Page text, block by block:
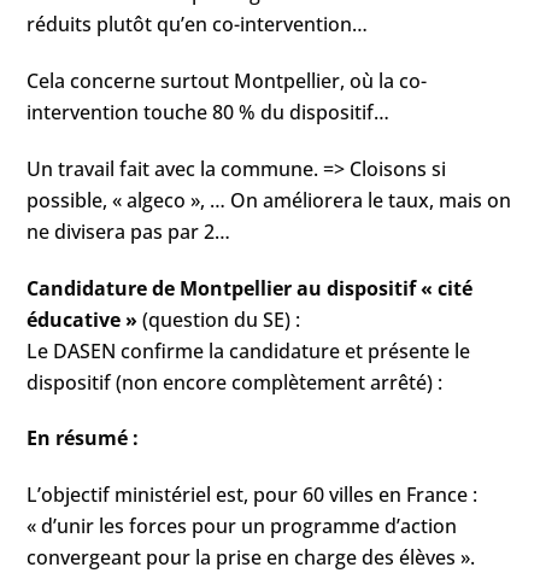
réduits plutôt qu’en co-intervention…
Cela concerne surtout Montpellier, où la co-
intervention touche 80 % du dispositif…
Un travail fait avec la commune. => Cloisons si
possible, « algeco », … On améliorera le taux, mais on
ne divisera pas par 2…
Candidature de Montpellier au dispositif « cité
éducative » (question du SE) :
Le DASEN confirme la candidature et présente le
dispositif (non encore complètement arrêté) :
En résumé :
L’objectif ministériel est, pour 60 villes en France :
« d’unir les forces pour un programme d’action
convergeant pour la prise en charge des élèves ».